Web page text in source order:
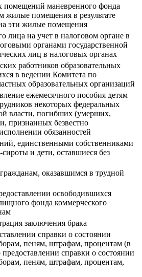
помещений маневренного фонда
жилые помещения в результате
эти жилые помещения
лица на учет в налоговом органе в
органами государственной
лиц в налоговых органах
работников образовательных
в ведении Комитета по
образовательных организаций
ежемесячного пособия детям
некоторых федеральных
власти, погибших (умерших,
признанных безвестно
обязанностей
единственными собственниками
и дети, оставшиеся без
оказавшимся в трудной
освободившихся
фонда коммерческого
заключения брака
справки о состоянии
пеням, штрафам, процентам (в
справки о состоянии
пеням, штрафам, процентам,